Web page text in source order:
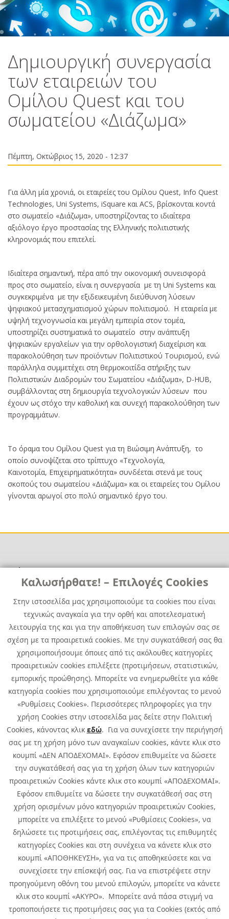
Καλωσήρθατε! – Επιλογές Cookies
Στην ιστοσελίδα μας χρησιμοποιούμε τα cookies που είναι
τεχνικώς αναγκαία για την ορθή και αποτελεσματική
λειτουργία της και για την αποθήκευση των επιλογών σας σε
σχέση με τα προαιρετικά cookies. Με την συγκατάθεσή σας θα
χρησιμοποιήσουμε όποιες από τις ακόλουθες κατηγορίες
προαιρετικών cookies επιλέξετε (προτιμήσεων, στατιστικών,
εμπορικής προώθησης). Μπορείτε να ενημερωθείτε για κάθε
κατηγορία cookies που χρησιμοποιούμε επιλέγοντας το μενού
«Ρυθμίσεις Cookies». Περισσότερες πληροφορίες για την
χρήση Cookies στην ιστοσελίδα μας δείτε στην Πολιτική
Cookies, κάνοντας κλικ εδώ. Για να συνεχίσετε την περιήγησή
σας με τη χρήση μόνο των αναγκαίων cookies, κάντε κλικ στο
κουμπί «ΔΕΝ ΑΠΟΔΕΧΟΜΑΙ». Εφόσον επιθυμείτε να δώσετε
την συγκατάθεσή σας για τη χρήση όλων των κατηγοριών
προαιρετικών Cookies κάντε κλικ στο κουμπί «ΑΠΟΔΕΧΟΜΑΙ».
Εφόσον επιθυμείτε να δώσετε την συγκατάθεσή σας στη
χρήση ορισμένων μόνο κατηγοριών προαιρετικών Cookies,
μπορείτε να επιλέξετε το μενού «Ρυθμίσεις Cookies», να
δηλώσετε τις προτιμήσεις σας, επιλέγοντας τις επιθυμητές
κατηγορίες Cookies και στη συνέχεια να κάνετε κλικ στο
κουμπί «ΑΠΟΘΗΚΕΥΣΗ», για να τις αποθηκεύσετε και να
συνεχίσετε την επίσκεψή σας. Για να επιστρέψετε στην
προηγούμενη οθόνη του μενού επιλογών, μπορείτε να κάνετε
κλικ στο κουμπί «ΑΚΥΡΟ». Μπορείτε ανά πάσα στιγμή να
τροποποιήσετε τις προτιμήσεις σας για τα Cookies (εκτός από
Δημιουργική συνεργασία
των εταιρειών του
Ομίλου Quest και του
σωματείου «Διάζωμα»
Πέμπτη, Οκτώβριος 15, 2020 - 12:37
Για άλλη μία χρονιά, οι εταιρείες του Ομίλου Quest, Info Quest
Technologies, Uni Systems, iSquare και ACS, βρίσκονται κοντά
στο σωματείο «Διάζωμα», υποστηρίζοντας το ιδιαίτερα
αξιόλογο έργο προστασίας της Ελληνικής πολιτιστικής
κληρονομιάς που επιτελεί.
Ιδιαίτερα σημαντική, πέρα από την οικονομική συνεισφορά
προς στο σωματείο, είναι η συνεργασία με τη Uni Systems και
συγκεκριμένα με την εξιδεικευμένη διεύθυνση λύσεων
ψηφιακού μετασχηματισμού χώρων πολιτισμού. Η εταιρεία με
υψηλή τεχνογνωσία και μεγάλη εμπειρία στον τομέα,
υποστηρίζει συστηματικά το σωματείο στην ανάπτυξη
ψηφιακών εργαλείων για την ορθολογιστική διαχείριση και
παρακολούθηση των προϊόντων Πολιτιστικού Τουρισμού, ενώ
παράλληλα συμμετέχει στη θερμοκοιτίδα στήριξης των
Πολιτιστικών Διαδρομών του Σωματείου «Διάζωμα», D-HUB,
συμβάλλοντας στη δημιουργία τεχνολογικών λύσεων που
έχουν ως στόχο την καθολική και συνεχή παρακολούθηση των
προγραμμάτων.
Το όραμα του Ομίλου Quest για τη Βιώσιμη Ανάπτυξη, το
οποίο συνοψίζεται στο τρίπτυχο «Τεχνολογία,
Καινοτομία, Επιχειρηματικότητα» συνδέεται στενά με τους
σκοπούς του σωματείου «Διάζωμα» και οι εταιρείες του Ομίλου
γίνονται αρωγοί στο πολύ σημαντικό έργο του.
Χρήσιμα
Χρήσιμα
Επικοινωνία
Media Kit
Καριέρα
Όμιλος Quest
Site Map
Copyright © 2026 Infoquest.gr Με επιφύλαξη κάθε νόμιμου δικαιώματος.
Πολιτική Cookies Προτιμήσεις Cookies | Όροι Χρήσης